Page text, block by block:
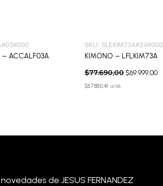
– ACCALF03A
SKU: SLEKIM73A#24#000
KIMONO – LFLKIM73A
$77.690,00 $69.999,00
$57.850,41 sin IVA
de JESUS FERNANDEZ